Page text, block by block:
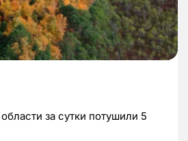
за сутки потушили 5